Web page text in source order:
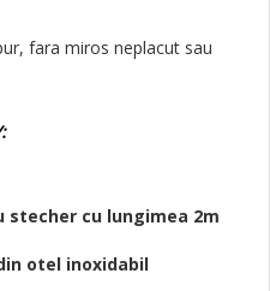
fara miros neplacut sau
stecher cu lungimea 2m
otel inoxidabil